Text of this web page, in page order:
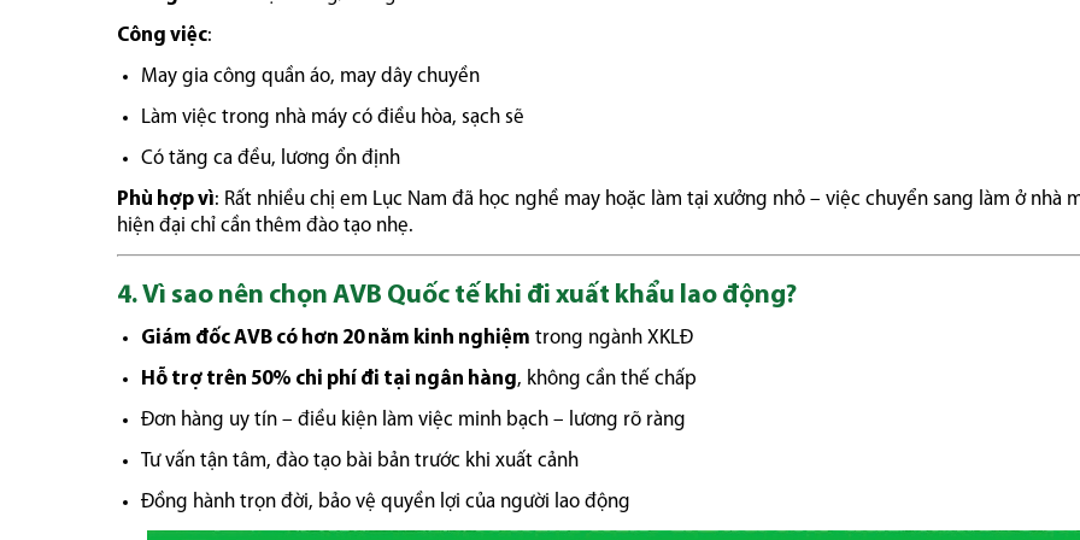
Công việc:
May gia công quần áo, may dây chuyền
Làm việc trong nhà máy có điều hòa, sạch sẽ
Có tăng ca đều, lương ổn định
Phù hợp vì: Rất nhiều chị em Lục Nam đã học nghề may hoặc làm tại xưởng nhỏ – việc chuyển sang làm ở nhà
hiện đại chỉ cần thêm đào tạo nhẹ.
4. Vì sao nên chọn AVB Quốc tế khi đi xuất khẩu lao động?
Giám đốc AVB có hơn 20 năm kinh nghiệm trong ngành XKLĐ
Hỗ trợ trên 50% chi phí đi tại ngân hàng, không cần thế chấp
Đơn hàng uy tín – điều kiện làm việc minh bạch – lương rõ ràng
Tư vấn tận tâm, đào tạo bài bản trước khi xuất cảnh
Đồng hành trọn đời, bảo vệ quyền lợi của người lao động